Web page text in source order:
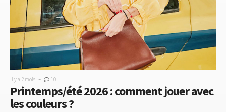
Il y a 2 mois - 10
Printemps/été 2026 : comment jouer avec
les couleurs ?